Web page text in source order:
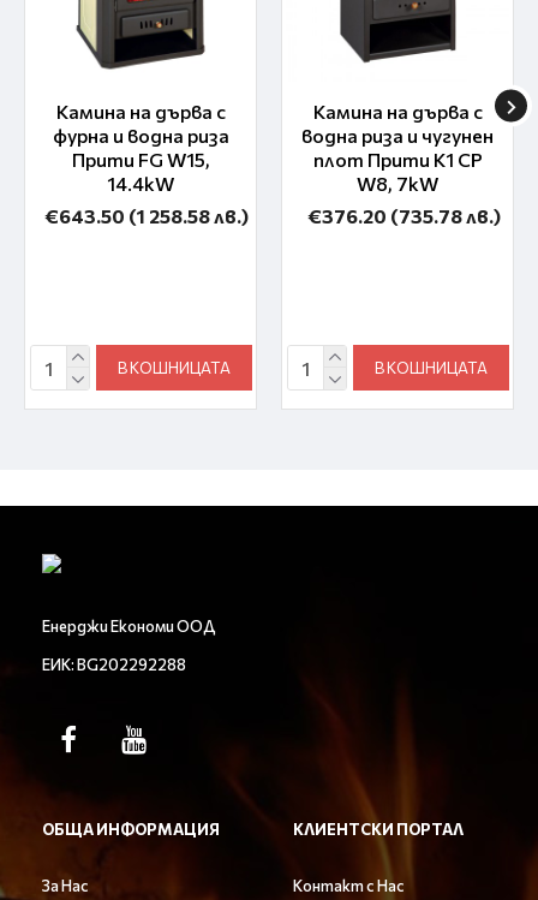
Камина на дърва с
фурна и водна риза
Прити FG W15,
14.4kW
€643.50 (1 258.58 лв.)
В КОШНИЦАТА
Камина на дърва с
водна риза и чугунен
плот Прити K1 CP
W8, 7kW
€376.20 (735.78 лв.)
В КОШНИЦАТА
Енерджи Економи ООД
ЕИК: BG202292288
ОБЩА ИНФОРМАЦИЯ
За Нас
КЛИЕНТСКИ ПОРТАЛ
Контакт с Нас